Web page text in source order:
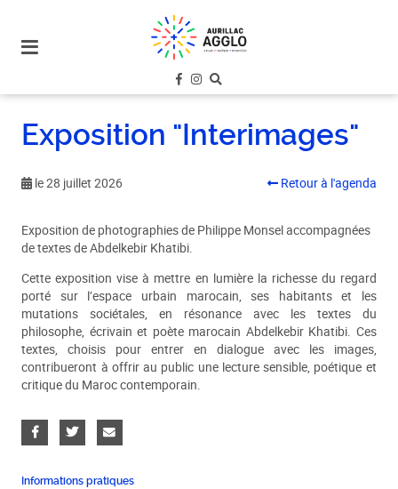
site
au
Exposition "Interimages"
le 28 juillet 2026 Retour à l'agenda
Exposition de photographies de Philippe Monsel accompagnées
de textes de Abdelkebir Khatibi.
Cette exposition vise à mettre en lumière la richesse du regard
porté sur l’espace urbain marocain, ses habitants et les
mutations sociétales, en résonance avec les textes du
philosophe, écrivain et poète marocain Abdelkebir Khatibi. Ces
textes, choisis pour entrer en dialogue avec les images,
contribueront à offrir au public une lecture sensible, poétique et
critique du Maroc contemporain.
Informations pratiques